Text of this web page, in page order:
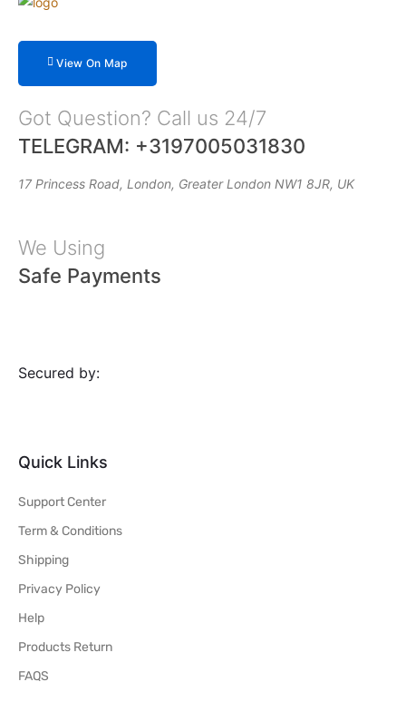
View On Map
Got Question? Call us 24/7
TELEGRAM: +3197005031830
17 Princess Road, London, Greater London NW1 8JR, UK
We Using
Safe Payments
Secured by:
Quick Links
Support Center
Term & Conditions
Shipping
Privacy Policy
Help
Products Return
FAQS